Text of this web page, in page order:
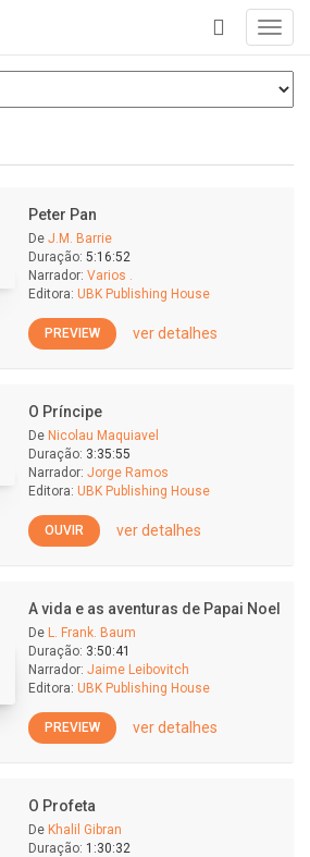
+
Peter Pan
De J.M. Barrie
Duração: 5:16:52
Narrador: Varios .
Editora: UBK Publishing House
PREVIEW ver detalhes
O Príncipe
De Nicolau Maquiavel
Duração: 3:35:55
Narrador: Jorge Ramos
Editora: UBK Publishing House
OUVIR ver detalhes
A vida e as aventuras de Papai Noel
De L. Frank. Baum
Duração: 3:50:41
Narrador: Jaime Leibovitch
Editora: UBK Publishing House
PREVIEW ver detalhes
O Profeta
De Khalil Gibran
Duração: 1:30:32